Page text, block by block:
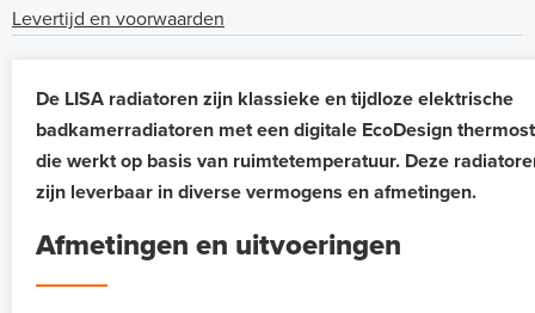
Levertijd en voorwaarden
De LISA radiatoren zijn klassieke en tijdloze elektrische
badkamerradiatoren met een digitale EcoDesign
die werkt op basis van ruimtetemperatuur. Deze
zijn leverbaar in diverse vermogens en afmetingen.
Afmetingen en uitvoeringen